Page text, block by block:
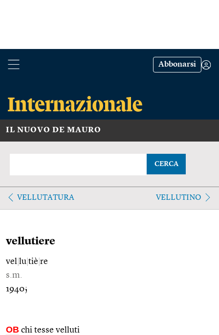
Abbonarsi
IL NUOVO DE MAURO
CERCA
VELLUTATURA VELLUTINO
vellutiere
vel lu tiè re
s.m.
1940;
OB chi tesse velluti